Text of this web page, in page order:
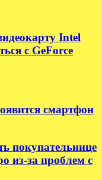
Intel
с GeForce
смартфон
покупательнице
из-за проблем с